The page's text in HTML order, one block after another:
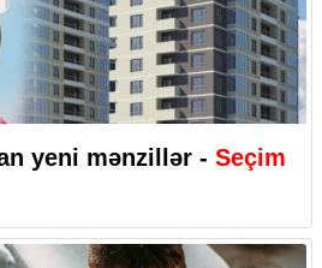
yeni mənzillər - Seçim